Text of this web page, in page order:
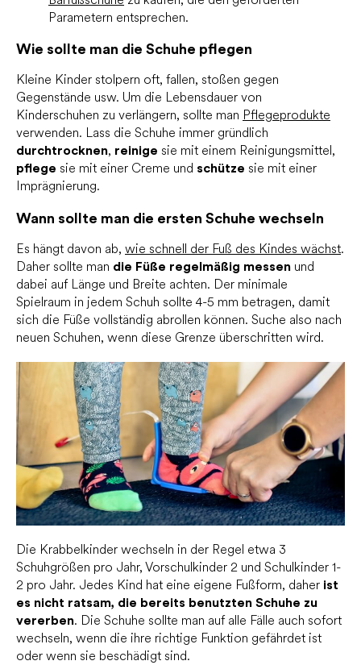
Parametern entsprechen.
Wie sollte man die Schuhe pflegen
Kleine Kinder stolpern oft, fallen, stoßen gegen
Gegenstände usw. Um die Lebensdauer von
Kinderschuhen zu verlängern, sollte man Pflegeprodukte
verwenden. Lass die Schuhe immer gründlich
durchtrocknen, reinige sie mit einem Reinigungsmittel,
pflege sie mit einer Creme und schütze sie mit einer
Imprägnierung.
Wann sollte man die ersten Schuhe wechseln
Es hängt davon ab, wie schnell der Fuß des Kindes wächst.
Daher sollte man die Füße regelmäßig messen und
dabei auf Länge und Breite achten. Der minimale
Spielraum in jedem Schuh sollte 4-5 mm betragen, damit
sich die Füße vollständig abrollen können. Suche also nach
neuen Schuhen, wenn diese Grenze überschritten wird.
Die Krabbelkinder wechseln in der Regel etwa 3
Schuhgrößen pro Jahr, Vorschulkinder 2 und Schulkinder 1-
2 pro Jahr. Jedes Kind hat eine eigene Fußform, daher ist
es nicht ratsam, die bereits benutzten Schuhe zu
vererben. Die Schuhe sollte man auf alle Fälle auch sofort
wechseln, wenn die ihre richtige Funktion gefährdet ist
oder wenn sie beschädigt sind.